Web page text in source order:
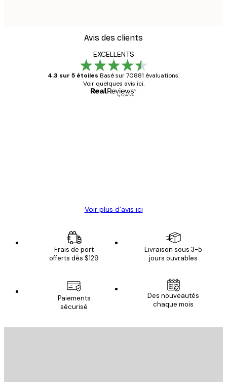
Avis des clients
EXCELLENTS
4.3 sur 5 étoiles Basé sur 70881 évaluations.
Voir quelques avis ici.
Voir plus d’avis ici
Frais de port
offerts dès $129
Livraison sous 3-5
jours ouvrables
Paiements
sécurisé
Des nouveautés
chaque mois